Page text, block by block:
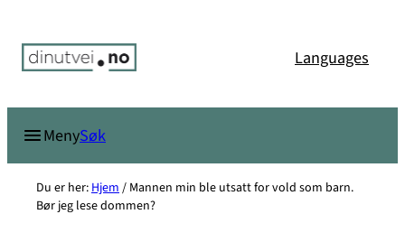
innhold
Languages
MenySøk
Du er her: Hjem / Mannen min ble utsatt for vold som barn.
Bør jeg lese dommen?